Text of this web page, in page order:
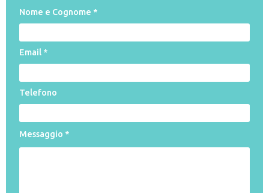
Nome e Cognome *
Email *
Telefono
Messaggio *